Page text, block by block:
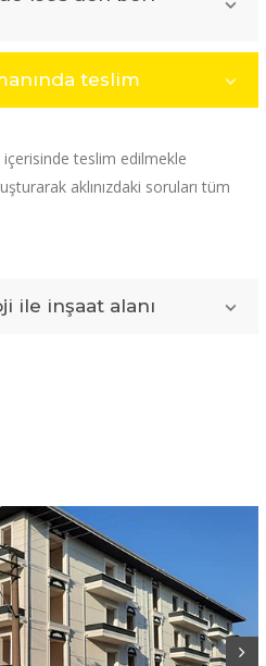
teslim
teslim edilmekle
aklınızdaki soruları tüm
ile inşaat alanı